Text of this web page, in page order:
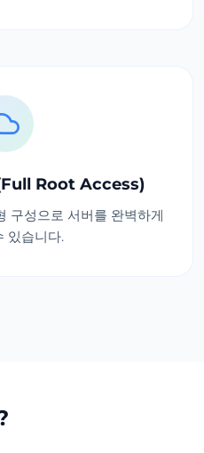
Root Access)
구성으로 서버를 완벽하게
있습니다.